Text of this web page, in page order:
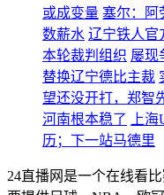
或成变量 塞尔：阿
数薪水 辽宁铁人官
本轮裁判组织 屡现
替换辽宁德比主裁
望还没开打，郑智
河南根本稳了
上
历；下一站马德里
24直播网是一个在线看